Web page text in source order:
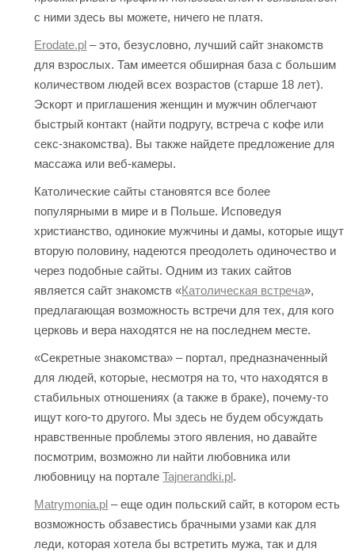
с ними здесь вы можете, ничего не платя.
Erodate.pl – это, безусловно, лучший сайт знакомств
для взрослых. Там имеется обширная база с большим
количеством людей всех возрастов (старше 18 лет).
Эскорт и приглашения женщин и мужчин облегчают
быстрый контакт (найти подругу, встреча с кофе или
секс-знакомства). Вы также найдете предложение для
массажа или веб-камеры.
Католические сайты становятся все более
популярными в мире и в Польше. Исповедуя
христианство, одинокие мужчины и дамы, которые ищут
вторую половину, надеются преодолеть одиночество и
через подобные сайты. Одним из таких сайтов
является сайт знакомств «Католическая встреча»,
предлагающая возможность встречи для тех, для кого
церковь и вера находятся не на последнем месте.
«Секретные знакомства» – портал, предназначенный
для людей, которые, несмотря на то, что находятся в
стабильных отношениях (а также в браке), почему-то
ищут кого-то другого. Мы здесь не будем обсуждать
нравственные проблемы этого явления, но давайте
посмотрим, возможно ли найти любовника или
любовницу на порталеTajnerandki.pl.
Matrymonia.pl – еще один польский сайт, в котором есть
возможность обзавестись брачными узами как для
леди, которая хотела бы встретить мужа, так и для